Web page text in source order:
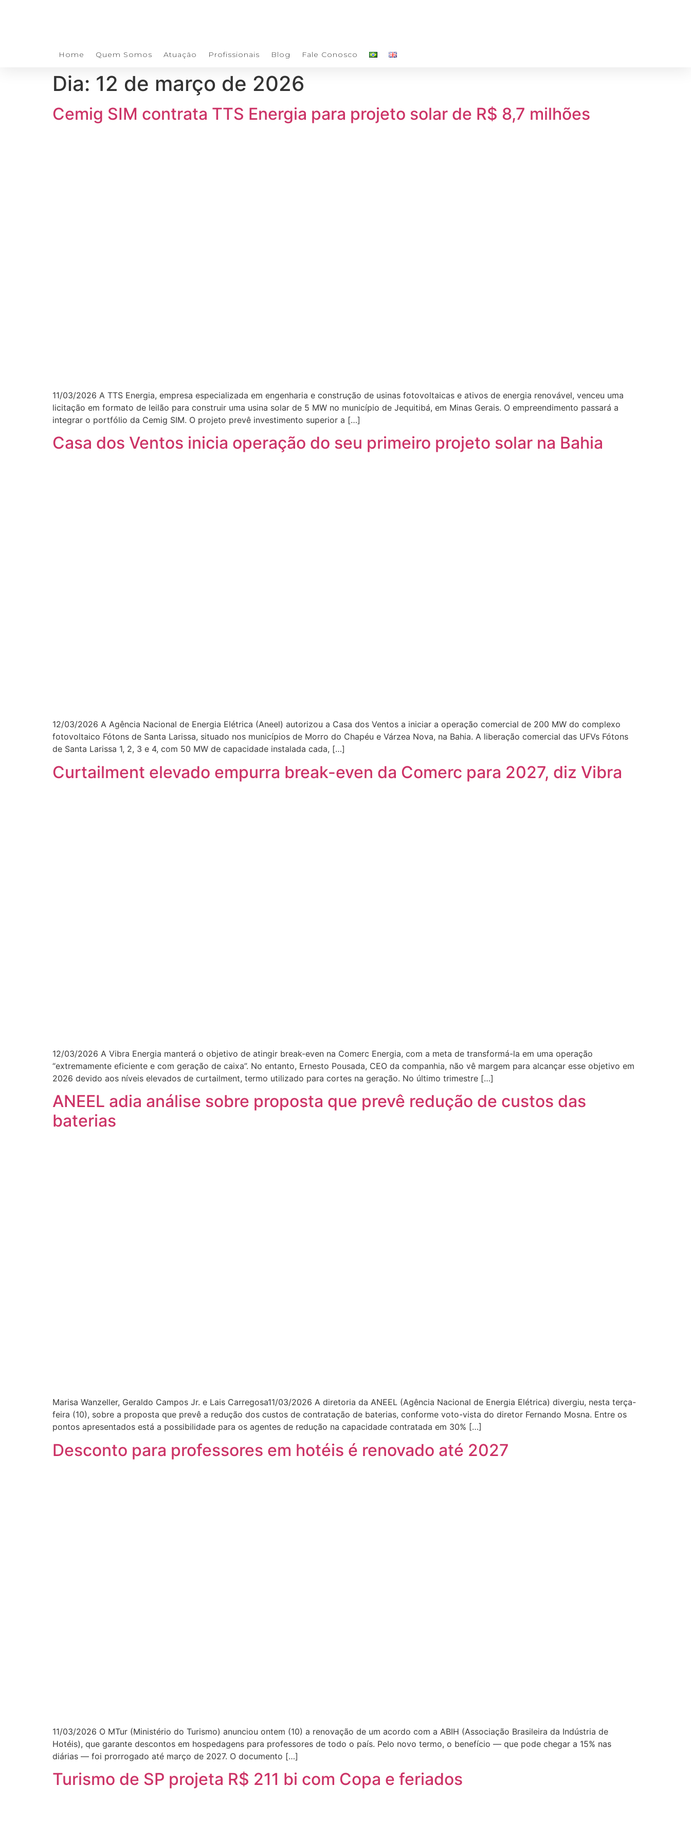
Home Quem Somos Atuação Profissionais Blog Fale Conosco
Dia: 12 de março de 2026
Cemig SIM contrata TTS Energia para projeto solar de R$ 8,7 milhões
11/03/2026 A TTS Energia, empresa especializada em engenharia e construção de usinas fotovoltaicas e ativos de energia renovável, venceu uma
licitação em formato de leilão para construir uma usina solar de 5 MW no município de Jequitibá, em Minas Gerais. O empreendimento passará a
integrar o portfólio da Cemig SIM. O projeto prevê investimento superior a […]
Casa dos Ventos inicia operação do seu primeiro projeto solar na Bahia
12/03/2026 A Agência Nacional de Energia Elétrica (Aneel) autorizou a Casa dos Ventos a iniciar a operação comercial de 200 MW do complexo
fotovoltaico Fótons de Santa Larissa, situado nos municípios de Morro do Chapéu e Várzea Nova, na Bahia. A liberação comercial das UFVs Fótons
de Santa Larissa 1, 2, 3 e 4, com 50 MW de capacidade instalada cada, […]
Curtailment elevado empurra break-even da Comerc para 2027, diz Vibra
12/03/2026 A Vibra Energia manterá o objetivo de atingir break-even na Comerc Energia, com a meta de transformá-la em uma operação
“extremamente eficiente e com geração de caixa”. No entanto, Ernesto Pousada, CEO da companhia, não vê margem para alcançar esse objetivo em
2026 devido aos níveis elevados de curtailment, termo utilizado para cortes na geração. No último trimestre […]
ANEEL adia análise sobre proposta que prevê redução de custos das
baterias
Marisa Wanzeller, Geraldo Campos Jr. e Lais Carregosa11/03/2026 A diretoria da ANEEL (Agência Nacional de Energia Elétrica) divergiu, nesta terça-
feira (10), sobre a proposta que prevê a redução dos custos de contratação de baterias, conforme voto-vista do diretor Fernando Mosna. Entre os
pontos apresentados está a possibilidade para os agentes de redução na capacidade contratada em 30% […]
Desconto para professores em hotéis é renovado até 2027
11/03/2026 O MTur (Ministério do Turismo) anunciou ontem (10) a renovação de um acordo com a ABIH (Associação Brasileira da Indústria de
Hotéis), que garante descontos em hospedagens para professores de todo o país. Pelo novo termo, o benefício — que pode chegar a 15% nas
diárias — foi prorrogado até março de 2027. O documento […]
Turismo de SP projeta R$ 211 bi com Copa e feriados